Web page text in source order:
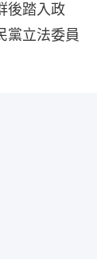
後踏入政
黨立法委員